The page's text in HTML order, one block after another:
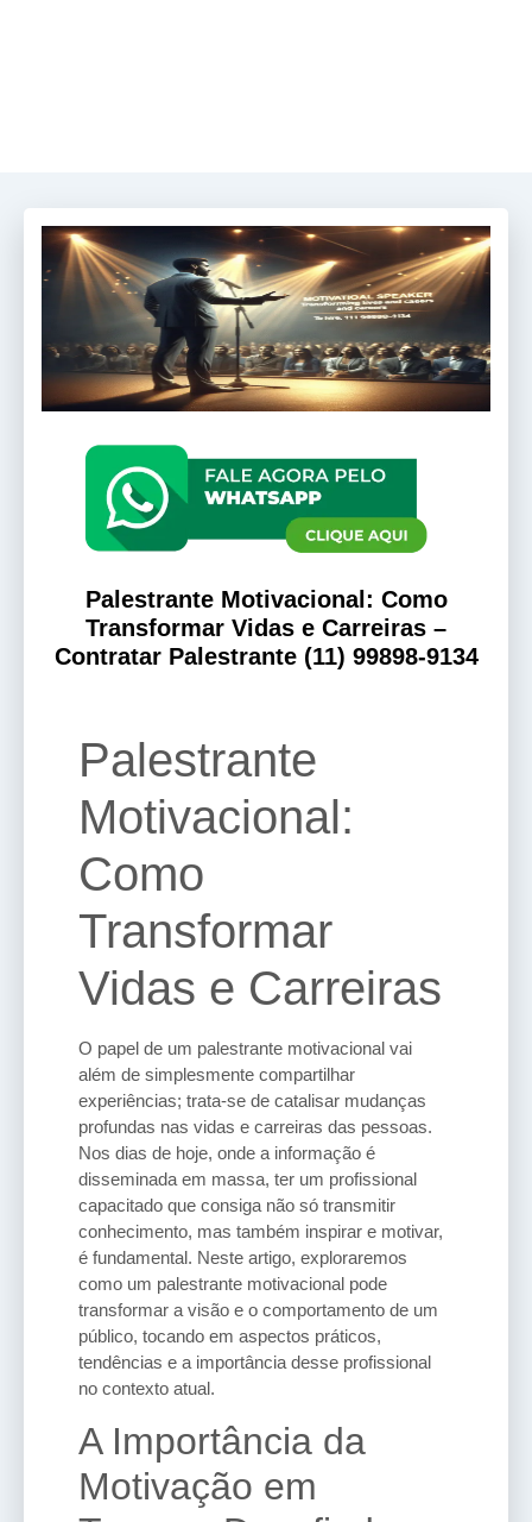
Palestrante Motivacional: Como
Transformar Vidas e Carreiras –
Contratar Palestrante (11) 99898-9134
Palestrante
Motivacional:
Como
Transformar
Vidas e Carreiras
O papel de um palestrante motivacional vai
além de simplesmente compartilhar
experiências; trata-se de catalisar mudanças
profundas nas vidas e carreiras das pessoas.
Nos dias de hoje, onde a informação é
disseminada em massa, ter um profissional
capacitado que consiga não só transmitir
conhecimento, mas também inspirar e motivar,
é fundamental. Neste artigo, exploraremos
como um palestrante motivacional pode
transformar a visão e o comportamento de um
público, tocando em aspectos práticos,
tendências e a importância desse profissional
no contexto atual.
A Importância da
Motivação em